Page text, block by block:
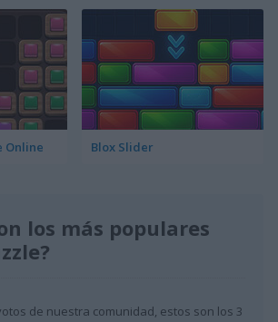
Online Blox Slider
los más populares
de nuestra comunidad, estos son los 3